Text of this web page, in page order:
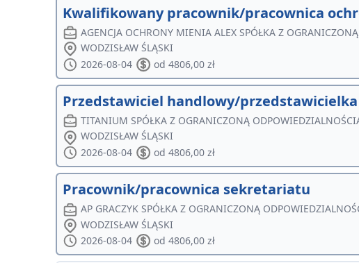
Kwalifikowany pracownik/pracownica
AGENCJA OCHRONY MIENIA ALEX SPÓŁKA Z
WODZISŁAW ŚLĄSKI
2026-08-04
od 4806,00 zł
Przedstawiciel handlowy/
TITANIUM SPÓŁKA Z OGRANICZONĄ
WODZISŁAW ŚLĄSKI
2026-08-04
od 4806,00 zł
Pracownik/pracownica sekretariatu
AP GRACZYK SPÓŁKA Z OGRANICZONĄ
WODZISŁAW ŚLĄSKI
2026-08-04
od 4806,00 zł